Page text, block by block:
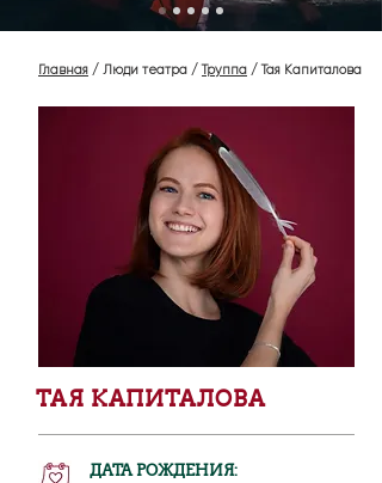
Главная / Люди театра /Труппа / Тая Капиталова
ТАЯ КАПИТАЛОВА
ДАТА РОЖДЕНИЯ: